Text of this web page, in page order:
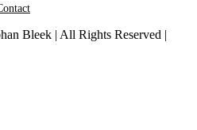
Bleek | All Rights Reserved |